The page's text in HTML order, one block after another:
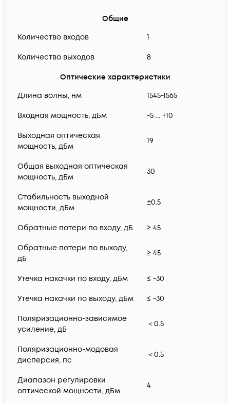
Общие
Количество входов
1
Количество выходов 8
Оптические характеристики
Длина волны, нм
1545-1565
Входная мощность, дБм -5 ... +10
Выходная оптическая
мощность, дБм
19
Общая выходная оптическая
мощность, дБм
30
Стабильность выходной
мощности, дБм
±0.5
Обратные потери по входу, дБ ≥ 45
Обратные потери по выходу,
дБ
≥ 45
Утечка накачки по входу, дБм ≤ -30
Утечка накачки по выходу, дБм ≤ -30
Поляризационно-зависимое
усиление, дБ
＜0.5
Поляризационно-модовая
дисперсия, пс
＜0.5
Диапазон регулировки
оптической мощности, дБм
4